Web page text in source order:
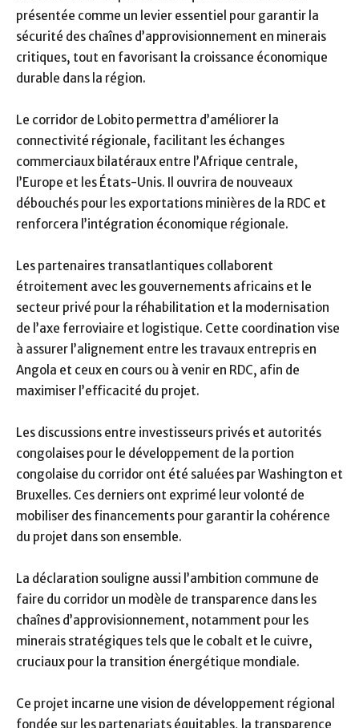
présentée comme un levier essentiel pour garantir la
sécurité des chaînes d’approvisionnement en minerais
critiques, tout en favorisant la croissance économique
durable dans la région.
Le corridor de Lobito permettra d’améliorer la
connectivité régionale, facilitant les échanges
commerciaux bilatéraux entre l’Afrique centrale,
l’Europe et les États-Unis. Il ouvrira de nouveaux
débouchés pour les exportations minières de la RDC et
renforcera l’intégration économique régionale.
Les partenaires transatlantiques collaborent
étroitement avec les gouvernements africains et le
secteur privé pour la réhabilitation et la modernisation
de l’axe ferroviaire et logistique. Cette coordination vise
à assurer l’alignement entre les travaux entrepris en
Angola et ceux en cours ou à venir en RDC, afin de
maximiser l’efficacité du projet.
Les discussions entre investisseurs privés et autorités
congolaises pour le développement de la portion
congolaise du corridor ont été saluées par Washington et
Bruxelles. Ces derniers ont exprimé leur volonté de
mobiliser des financements pour garantir la cohérence
du projet dans son ensemble.
La déclaration souligne aussi l’ambition commune de
faire du corridor un modèle de transparence dans les
chaînes d’approvisionnement, notamment pour les
minerais stratégiques tels que le cobalt et le cuivre,
cruciaux pour la transition énergétique mondiale.
Ce projet incarne une vision de développement régional
fondée sur les partenariats équitables, la transparence